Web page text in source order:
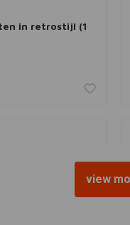
aan winkelwagen
in retrostijl (1
view